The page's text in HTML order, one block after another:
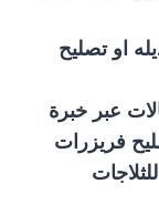
او تصليح
عبر خبرة
فريزرات